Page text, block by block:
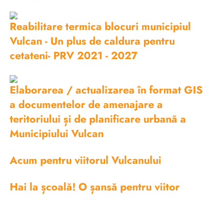
Reabilitare termica blocuri municipiul
Vulcan - Un plus de caldura pentru
cetateni- PRV 2021 - 2027
Elaborarea / actualizarea în format GIS
a documentelor de amenajare a
teritoriului și de planificare urbană a
Municipiului Vulcan
Acum pentru viitorul Vulcanului
Hai la școală! O șansă pentru viitor